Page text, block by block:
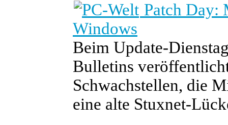
Patch Day:
Windows
Beim Update-
Bulletins
Schwachstellen, die
eine alte Stuxnet-